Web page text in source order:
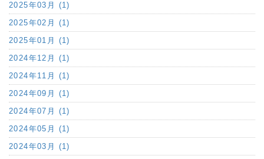
2025年03月 (1)
2025年02月 (1)
2025年01月 (1)
2024年12月 (1)
2024年11月 (1)
2024年09月 (1)
2024年07月 (1)
2024年05月 (1)
2024年03月 (1)